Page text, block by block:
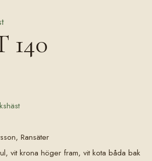
140
Ransäter
vit krona höger fram, vit kota båda bak